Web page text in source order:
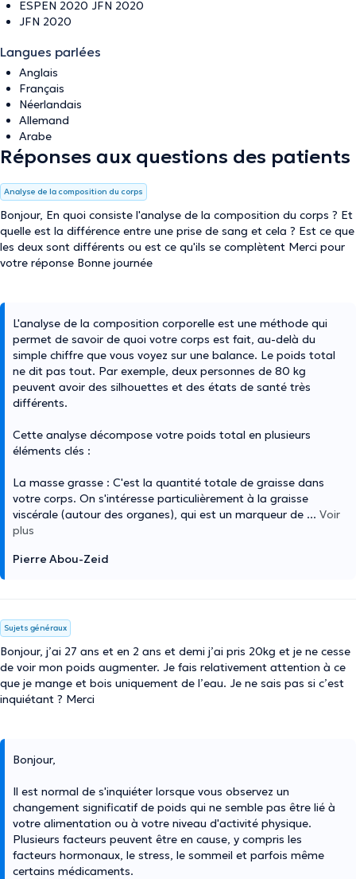
ESPEN 2020 JFN 2020
JFN 2020
Langues parlées
Anglais
Français
Néerlandais
Allemand
Arabe
Réponses aux questions des patients
Analyse de la composition du corps
Bonjour, En quoi consiste l'analyse de la composition du corps ? Et
quelle est la différence entre une prise de sang et cela ? Est ce que
les deux sont différents ou est ce qu'ils se complètent Merci pour
votre réponse Bonne journée
L'analyse de la composition corporelle est une méthode qui
permet de savoir de quoi votre corps est fait, au-delà du
simple chiffre que vous voyez sur une balance. Le poids total
ne dit pas tout. Par exemple, deux personnes de 80 kg
peuvent avoir des silhouettes et des états de santé très
différents.
Cette analyse décompose votre poids total en plusieurs
éléments clés :
La masse grasse : C'est la quantité totale de graisse dans
votre corps. On s'intéresse particulièrement à la graisse
viscérale (autour des organes), qui est un marqueur de ... Voir
plus
Pierre Abou-Zeid
Sujets généraux
Bonjour, j’ai 27 ans et en 2 ans et demi j’ai pris 20kg et je ne cesse
de voir mon poids augmenter. Je fais relativement attention à ce
que je mange et bois uniquement de l’eau. Je ne sais pas si c’est
inquiétant ? Merci
Bonjour,
Il est normal de s'inquiéter lorsque vous observez un
changement significatif de poids qui ne semble pas être lié à
votre alimentation ou à votre niveau d'activité physique.
Plusieurs facteurs peuvent être en cause, y compris les
facteurs hormonaux, le stress, le sommeil et parfois même
certains médicaments.